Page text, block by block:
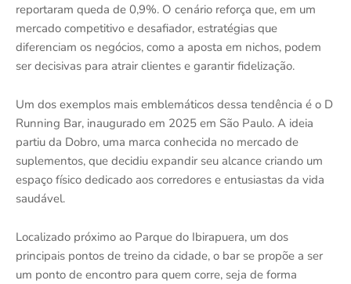
reportaram queda de 0,9%. O cenário reforça que, em um
mercado competitivo e desafiador, estratégias que
diferenciam os negócios, como a aposta em nichos, podem
ser decisivas para atrair clientes e garantir fidelização.
Um dos exemplos mais emblemáticos dessa tendência é o D
Running Bar, inaugurado em 2025 em São Paulo. A ideia
partiu da Dobro, uma marca conhecida no mercado de
suplementos, que decidiu expandir seu alcance criando um
espaço físico dedicado aos corredores e entusiastas da vida
saudável.
Localizado próximo ao Parque do Ibirapuera, um dos
principais pontos de treino da cidade, o bar se propõe a ser
um ponto de encontro para quem corre, seja de forma